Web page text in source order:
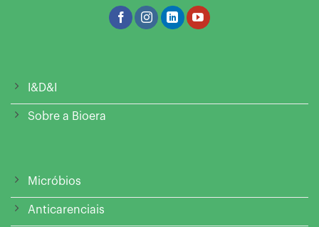
I&D&I
Sobre a Bioera
Micróbios
Anticarenciais